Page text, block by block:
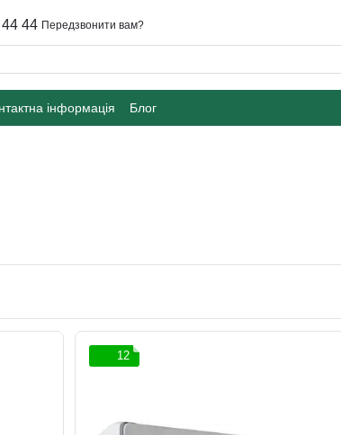
44 Передзвонити вам?
інформація Блог
12